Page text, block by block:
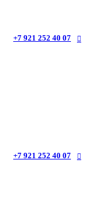
+7 921 252 40 07
+7 921 252 40 07